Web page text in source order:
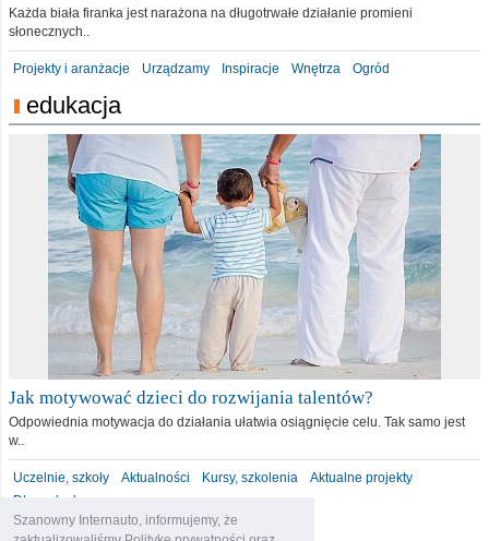
Szanowny Internauto, informujemy, że
Każda biała firanka jest narażona na długotrwałe działanie promieni
słonecznych..
Projekty i aranżacje Urządzamy Inspiracje Wnętrza Ogród
edukacja
Jak motywować dzieci do rozwijania talentów?
Odpowiednia motywacja do działania ułatwia osiągnięcie celu. Tak samo jest
w..
Uczelnie, szkoły Aktualności Kursy, szkolenia
Aktualne projekty
Dla malucha